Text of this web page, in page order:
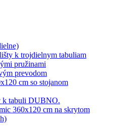
k trojdielnym tabuliam
pružinami
prevodom
cm so stojanom
k tabuli DUBNO.
360x120 cm na skrytom